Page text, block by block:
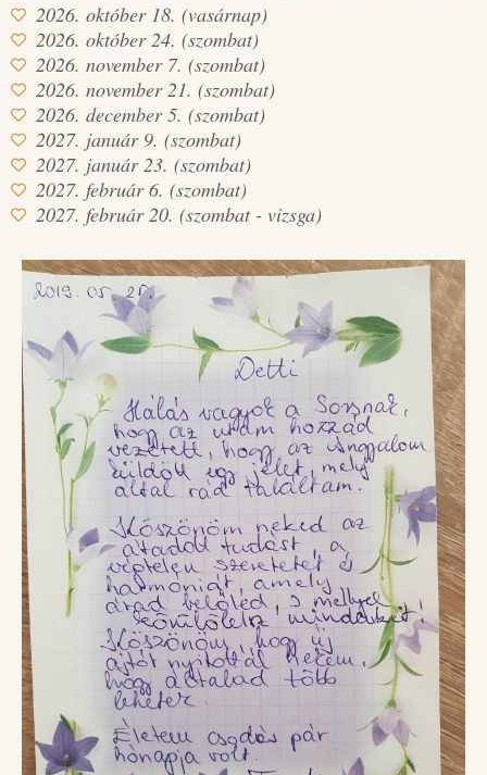
2026. október 18. (vasárnap)
2026. október 24. (szombat)
2026. november 7. (szombat)
2026. november 21. (szombat)
2026. december 5. (szombat)
2027. január 9. (szombat)
2027. január 23. (szombat)
2027. február 6. (szombat)
2027. február 20. (szombat - vizsga)